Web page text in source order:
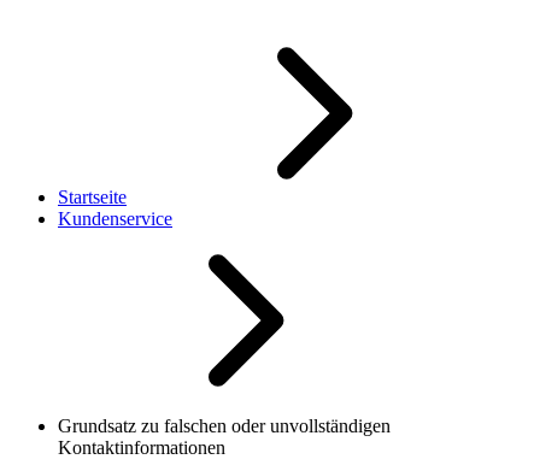
Startseite
Kundenservice
Grundsatz zu falschen oder unvollständigen
Kontaktinformationen